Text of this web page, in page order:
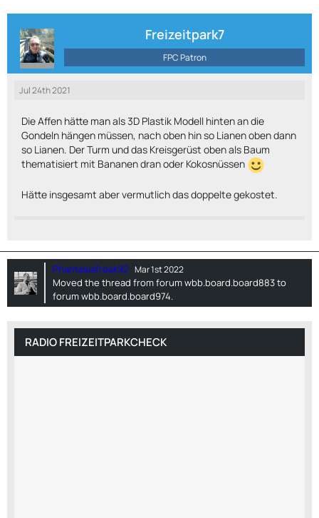
Freizeitpark7
FPC Patron
Jul 24th 2021
Die Affen hätte man als 3D Plastik Modell hinten an die
Gondeln hängen müssen, nach oben hin so Lianen oben dann
so Lianen. Der Turm und das Kreisgerüst oben als Baum
thematisiert mit Bananen dran oder Kokosnüssen
Hätte insgesamt aber vermutlich das doppelte gekostet.
Phantasiafreak92 Mar 1st 2022
Moved the thread from forumwbb.board.board883to
forumwbb.board.board974.
RADIO FREIZEITPARKCHECK